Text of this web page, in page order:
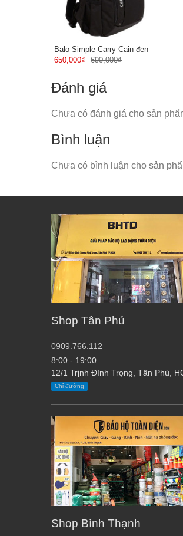
Balo Simple Carry Cain đen
650,000₫
690,000₫
Đánh giá
Chưa có đánh giá cho sản
Bình luận
Chưa có bình luận cho sản
Shop Tân Phú
0909.766.112
8:00 - 19:00
12/1 Trịnh Đình Trọng, Tân Phú,
Chỉ đường
Shop Bình Thạnh